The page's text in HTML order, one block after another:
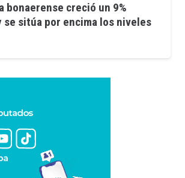
bonaerense creció un 9%
se sitúa por encima los niveles